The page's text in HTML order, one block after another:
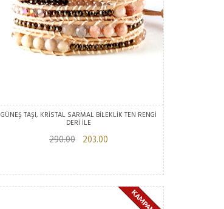
GÜNEŞ TAŞI, KRİSTAL SARMAL BİLEKLİK TEN RENGİ
DERİ İLE
290.00 203.00